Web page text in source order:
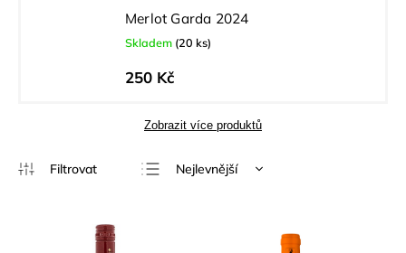
Merlot Garda 2024
Skladem (20 ks)
250 Kč
Zobrazit více produktů
Nejlevnější